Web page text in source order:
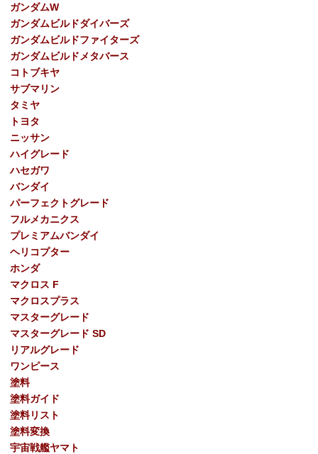
ガンダムW
ガンダムビルドダイバーズ
ガンダムビルドファイターズ
ガンダムビルドメタバース
コトブキヤ
サブマリン
タミヤ
トヨタ
ニッサン
ハイグレード
ハセガワ
バンダイ
パーフェクトグレード
フルメカニクス
プレミアムバンダイ
ヘリコプター
ホンダ
マクロス F
マクロスプラス
マスターグレード
マスターグレード SD
リアルグレード
ワンピース
塗料
塗料ガイド
塗料リスト
塗料変換
宇宙戦艦ヤマト